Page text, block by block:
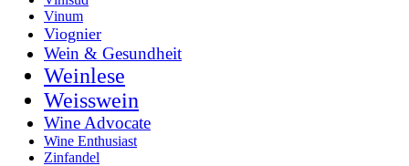
Vinum
Viognier
Wein & Gesundheit
Weinlese
Weisswein
Wine Advocate
Wine Enthusiast
Zinfandel